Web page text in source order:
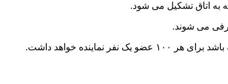
به اتاق تشکیل می شود.